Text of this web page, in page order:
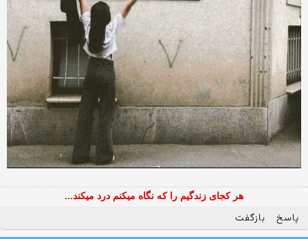
هر کجای زندگیم را که نگاه میکنم درد میکند...
پاسخ بازگفت